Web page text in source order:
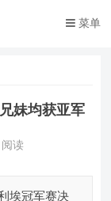
菜单
妹均获亚军
阅读
埃冠军赛决